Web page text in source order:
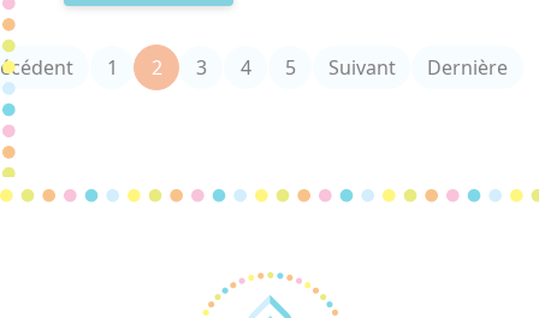
1 2 (current)
3 4 5 Suivant Dernière